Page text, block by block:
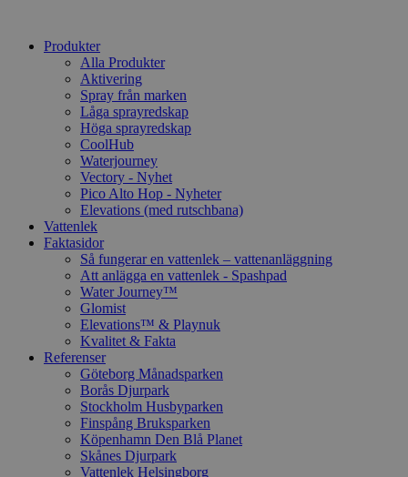
Produkter
Alla Produkter
Aktivering
Spray från marken
Låga sprayredskap
Höga sprayredskap
CoolHub
Waterjourney
Vectory - Nyhet
Pico Alto Hop - Nyheter
Elevations (med rutschbana)
Vattenlek
Faktasidor
Så fungerar en vattenlek – vattenanläggning
Att anlägga en vattenlek - Spashpad
Water Journey™
Glomist
Elevations™ & Playnuk
Kvalitet & Fakta
Referenser
Göteborg Månadsparken
Borås Djurpark
Stockholm Husbyparken
Finspång Bruksparken
Köpenhamn Den Blå Planet
Skånes Djurpark
Vattenlek Helsingborg